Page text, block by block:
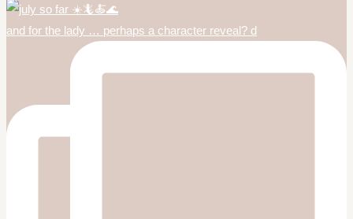
and for the lady … perhaps a character reveal? d